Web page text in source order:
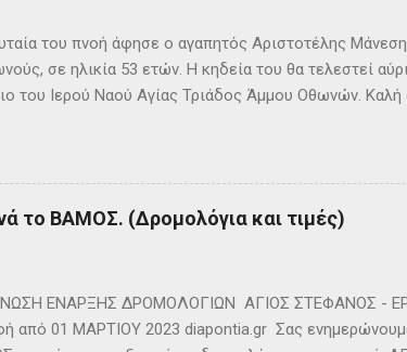
του πνοή άφησε ο αγαπητός Αριστοτέλης
σε ηλικία 53 ετών. Η κηδεία του θα τελεστεί
του Ιερού Ναού Αγίας Τριάδος Άμμου Οθωνών.
το ΒΑΜΟΣ. (Δρομολόγια και τιμές)
ΕΝΑΡΞΗΣ ΔΡΟΜΟΛΟΓΙΩΝ ΑΓΙΟΣ ΣΤΕΦΑΝΟΣ -
από 01 ΜΑΡΤΙΟΥ 2023 diapontia.gr Σας